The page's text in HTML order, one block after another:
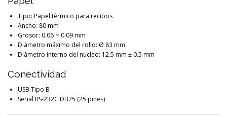
Tipo: Papel térmico para recibos
Ancho: 80 mm
Grosor: 0.06 ~ 0.09 mm
Diámetro máximo del rollo: Ø 83 mm
Diámetro interno del núcleo: 12.5 mm ± 0.5 mm
Conectividad
USB Tipo B
Serial RS-232C DB25 (25 pines)